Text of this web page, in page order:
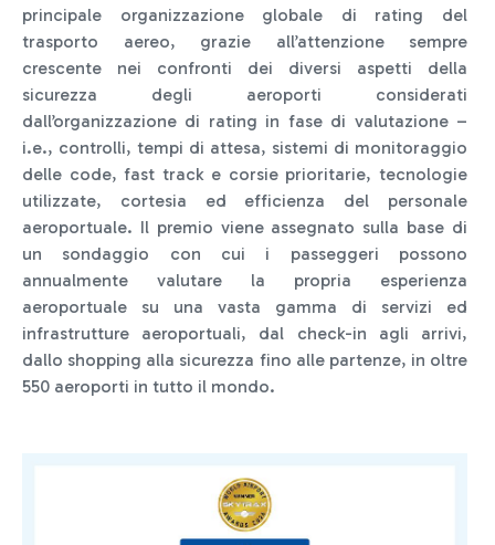
principale organizzazione globale di rating del
trasporto aereo, grazie all’attenzione sempre
crescente nei confronti dei diversi aspetti della
sicurezza degli aeroporti considerati
dall’organizzazione di rating in fase di valutazione –
i.e., controlli, tempi di attesa, sistemi di monitoraggio
delle code, fast track e corsie prioritarie, tecnologie
utilizzate, cortesia ed efficienza del personale
aeroportuale. Il premio viene assegnato sulla base di
un sondaggio con cui i passeggeri possono
annualmente valutare la propria esperienza
aeroportuale su una vasta gamma di servizi ed
infrastrutture aeroportuali, dal check-in agli arrivi,
dallo shopping alla sicurezza fino alle partenze, in oltre
550 aeroporti in tutto il mondo.